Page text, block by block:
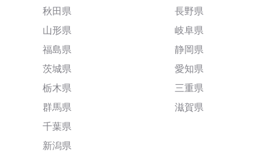
秋田県
山形県
福島県
茨城県
栃木県
群馬県
千葉県
新潟県
長野県
岐阜県
静岡県
愛知県
三重県
滋賀県